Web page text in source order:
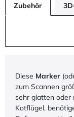
Zubehör
Diese Marker
zum Scannen
sehr glatten oder
Kotflügel,